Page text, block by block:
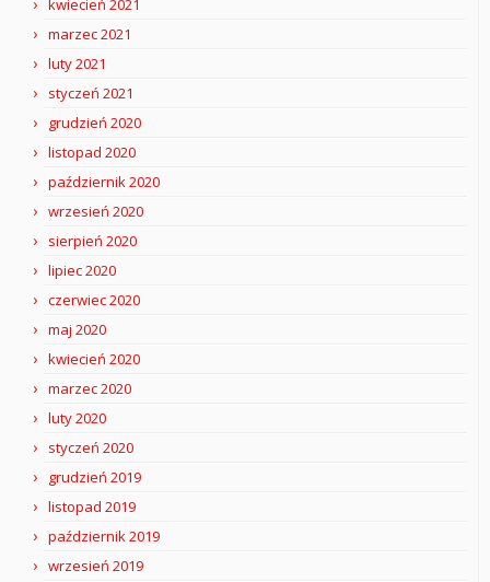
kwiecień 2021
marzec 2021
luty 2021
styczeń 2021
grudzień 2020
listopad 2020
październik 2020
wrzesień 2020
sierpień 2020
lipiec 2020
czerwiec 2020
maj 2020
kwiecień 2020
marzec 2020
luty 2020
styczeń 2020
grudzień 2019
listopad 2019
październik 2019
wrzesień 2019